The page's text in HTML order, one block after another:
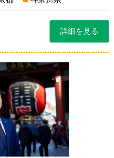
詳細を見る